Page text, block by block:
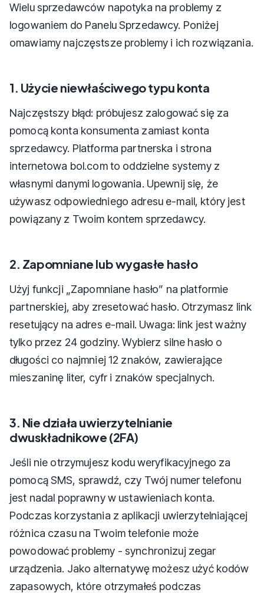
Wielu sprzedawców napotyka na problemy z
logowaniem do Panelu Sprzedawcy. Poniżej
omawiamy najczęstsze problemy i ich rozwiązania.
1. Użycie niewłaściwego typu konta
Najczęstszy błąd: próbujesz zalogować się za
pomocą konta konsumenta zamiast konta
sprzedawcy. Platforma partnerska i strona
internetowa bol.com to oddzielne systemy z
własnymi danymi logowania. Upewnij się, że
używasz odpowiedniego adresu e-mail, który jest
powiązany z Twoim kontem sprzedawcy.
2. Zapomniane lub wygasłe hasło
Użyj funkcji „Zapomniane hasło” na platformie
partnerskiej, aby zresetować hasło. Otrzymasz link
resetujący na adres e-mail. Uwaga: link jest ważny
tylko przez 24 godziny. Wybierz silne hasło o
długości co najmniej 12 znaków, zawierające
mieszaninę liter, cyfr i znaków specjalnych.
3. Nie działa uwierzytelnianie
dwuskładnikowe (2FA)
Jeśli nie otrzymujesz kodu weryfikacyjnego za
pomocą SMS, sprawdź, czy Twój numer telefonu
jest nadal poprawny w ustawieniach konta.
Podczas korzystania z aplikacji uwierzytelniającej
różnica czasu na Twoim telefonie może
powodować problemy - synchronizuj zegar
urządzenia. Jako alternatywę możesz użyć kodów
zapasowych, które otrzymałeś podczas